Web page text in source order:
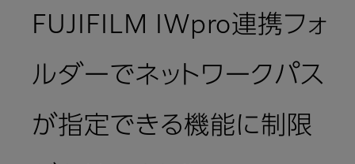
FUJIFILM IWpro連携フォ
ルダーでネットワークパス
が指定できる機能に制限